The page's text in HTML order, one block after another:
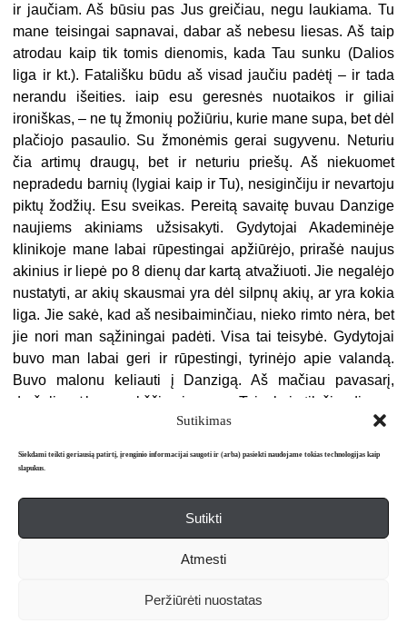
Sutikimas
Siekdami teikti geriausią patirtį, įrenginio informacijai saugoti ir (arba) pasiekti naudojame tokias technologijas kaip
slapukus.
Sutikti
Atmesti
Peržiūrėti nuostatas
ir jaučiam. Aš būsiu pas Jus greičiau, negu laukiama. Tu
mane teisingai sapnavai, dabar aš nebesu liesas. Aš taip
atrodau kaip tik tomis dienomis, kada Tau sunku (Dalios
liga ir kt.). Fatališku būdu aš visad jaučiu padėtį – ir tada
nerandu išeities. iaip esu geresnės nuotaikos ir giliai
ironiškas, – ne tų žmonių požiūriu, kurie mane supa, bet dėl
plačiojo pasaulio. Su žmonėmis gerai sugyvenu. Neturiu
čia artimų draugų, bet ir neturiu priešų. Aš niekuomet
nepradedu barnių (lygiai kaip ir Tu), nesiginčiju ir nevartoju
piktų žodžių. Esu sveikas. Pereitą savaitę buvau Danzige
naujiems akiniams užsisakyti. Gydytojai Akademinėje
klinikoje mane labai rūpestingai apžiūrėjo, prirašė naujus
akinius ir liepė po 8 dienų dar kartą atvažiuoti. Jie negalėjo
nustatyti, ar akių skausmai yra dėl silpnų akių, ar yra kokia
liga. Jie sakė, kad aš nesibaiminčiau, nieko rimto nėra, bet
jie nori man sąžiningai padėti. Visa tai teisybė. Gydytojai
buvo man labai geri ir rūpestingi, tyrinėjo apie valandą.
Buvo malonu keliauti į Danzigą. Aš mačiau pavasarį,
darželių gėles, paukščių giesmę… Taip, kaip tik šiandie yra
pirmoji Sekminių diena. Ar Tu atsimeni, Vanduk, mūsų
geresnių…
Siuntinius Nr. 36 ir 37 jau turiu – jie tokie turiningi, taip
rūpestingai, su tokia meile paruošti! Taip – kur aš turiu Tau
sekantį laišką adresuoti? Dar į Vilnių, ar Tu jau būsi pas
Tėvą? Nebijok ateities – aš dėl jos džiaugiuosi. Danzigo
metais – gal jie teisingi. Tik nebūk liūdna, Vanduk, dėl